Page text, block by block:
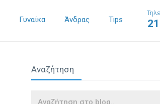
Γυναίκα Άνδρας Tips
Αναζήτηση